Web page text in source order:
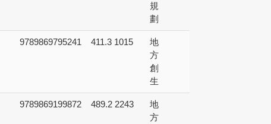
規
劃
9789869795241 411.3 1015
地
方
創
生
9789869199872 489.2 2243
地
方